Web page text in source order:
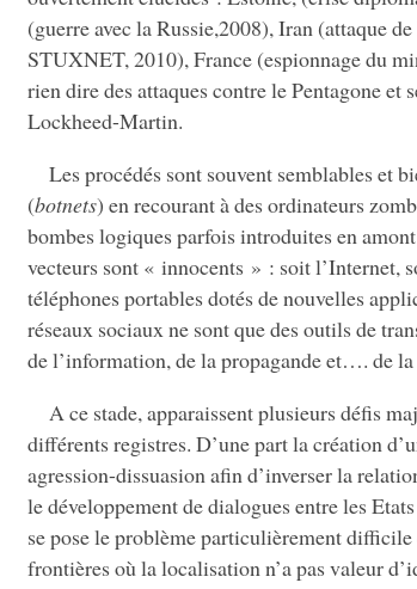
(guerre avec la Russie,2008), Iran (attaque
STUXNET, 2010), France (espionnage du
rien dire des attaques contre le Pentagone et
Lockheed-Martin.
Les procédés sont souvent semblables et
(botnets) en recourant à des ordinateurs
bombes logiques parfois introduites en
vecteurs sont « innocents » : soit l’Internet,
téléphones portables dotés de nouvelles
réseaux sociaux ne sont que des outils de
de l’information, de la propagande et…. de
A ce stade, apparaissent plusieurs défis
différents registres. D’une part la création
agression-dissuasion afin d’inverser la
le développement de dialogues entre les
se pose le problème particulièrement difficile
frontières où la localisation n’a pas valeur